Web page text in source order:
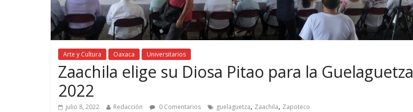
Arte y Cultura Oaxaca Universitarios
Zaachila elige su Diosa Pitao para la Guelaguetza
2022
julio 8, 2022 Redacción 0 Comentarios guelaguetza, Zaachila, Zapoteco